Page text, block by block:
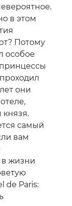
в этом
Потому
особое
они
князя.
самый
вам
в жизни
de Paris: